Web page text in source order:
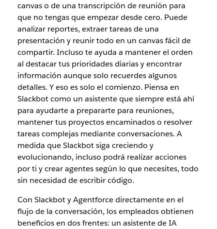
canvas o de una transcripción de reunión para
que no tengas que empezar desde cero. Puede
analizar reportes, extraer tareas de una
presentación y reunir todo en un canvas fácil de
compartir. Incluso te ayuda a mantener el orden
al destacar tus prioridades diarias y encontrar
información aunque solo recuerdes algunos
detalles. Y eso es solo el comienzo. Piensa en
Slackbot como un asistente que siempre está ahí
para ayudarte a prepararte para reuniones,
mantener tus proyectos encaminados o resolver
tareas complejas mediante conversaciones. A
medida que Slackbot siga creciendo y
evolucionando, incluso podrá realizar acciones
por ti ycrear agentes según lo que necesites, todo
sin necesidad de escribir código.
Con Slackbot y Agentforce directamente en el
flujo de la conversación, los empleados obtienen
beneficios en dos frentes: un asistente de IA